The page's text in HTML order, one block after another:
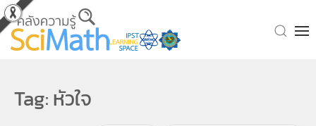
Skip to main content
Tag: หัวใจ